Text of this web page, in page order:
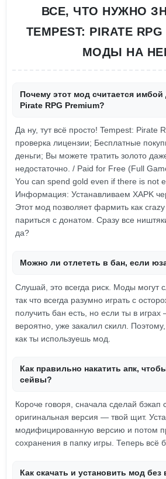
ВСЕ, ЧТО НУЖНО
TEMPEST: PIRATE
МОДЫ НА
Почему этот мод считается имбой
Pirate RPG Premium?
Да ну, тут всё просто! Tempest: Pirate
проверка лицензии; Бесплатные
деньги; Вы можете тратить золото
недостаточно. / Paid for Free (Full
You can spend gold even if there is not
Информация: Устанавливаем XAPK
Этот мод позволяет фармить как
париться с донатом. Сразу все
да?
Можно ли отлететь в бан, если
Слушай, это всегда риск. Моды могут
так что всегда разумно играть с
получить бан есть, но если ты в играх
вероятно, уже закалил скилл. Поэтому,
как ты используешь мод.
Как правильно накатить апк,
сейвы?
Короче говоря, сначала сделай бэкап
оригинальная версия — твой щит.
модифицированную версию и потом
сохранения в папку игры. Теперь всё
Как скачать и установить мод без